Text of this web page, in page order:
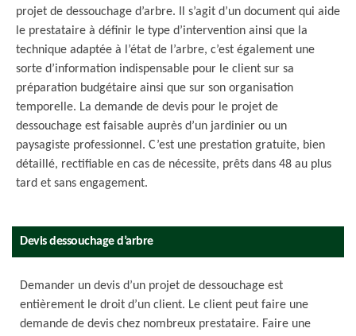
projet de dessouchage d’arbre. Il s’agit d’un document qui aide
le prestataire à définir le type d’intervention ainsi que la
technique adaptée à l’état de l’arbre, c’est également une
sorte d’information indispensable pour le client sur sa
préparation budgétaire ainsi que sur son organisation
temporelle. La demande de devis pour le projet de
dessouchage est faisable auprès d’un jardinier ou un
paysagiste professionnel. C’est une prestation gratuite, bien
détaillé, rectifiable en cas de nécessite, prêts dans 48 au plus
tard et sans engagement.
Devis dessouchage d’arbre
Demander un devis d’un projet de dessouchage est
entièrement le droit d’un client. Le client peut faire une
demande de devis chez nombreux prestataire. Faire une